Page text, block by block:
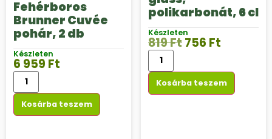
Fehérboros
Brunner Cuvée
pohár, 2 db
Készleten
6 959 Ft
Kosárba teszem
polikarbonát, 6 cl
Készleten
819Ft756 Ft
Kosárba teszem